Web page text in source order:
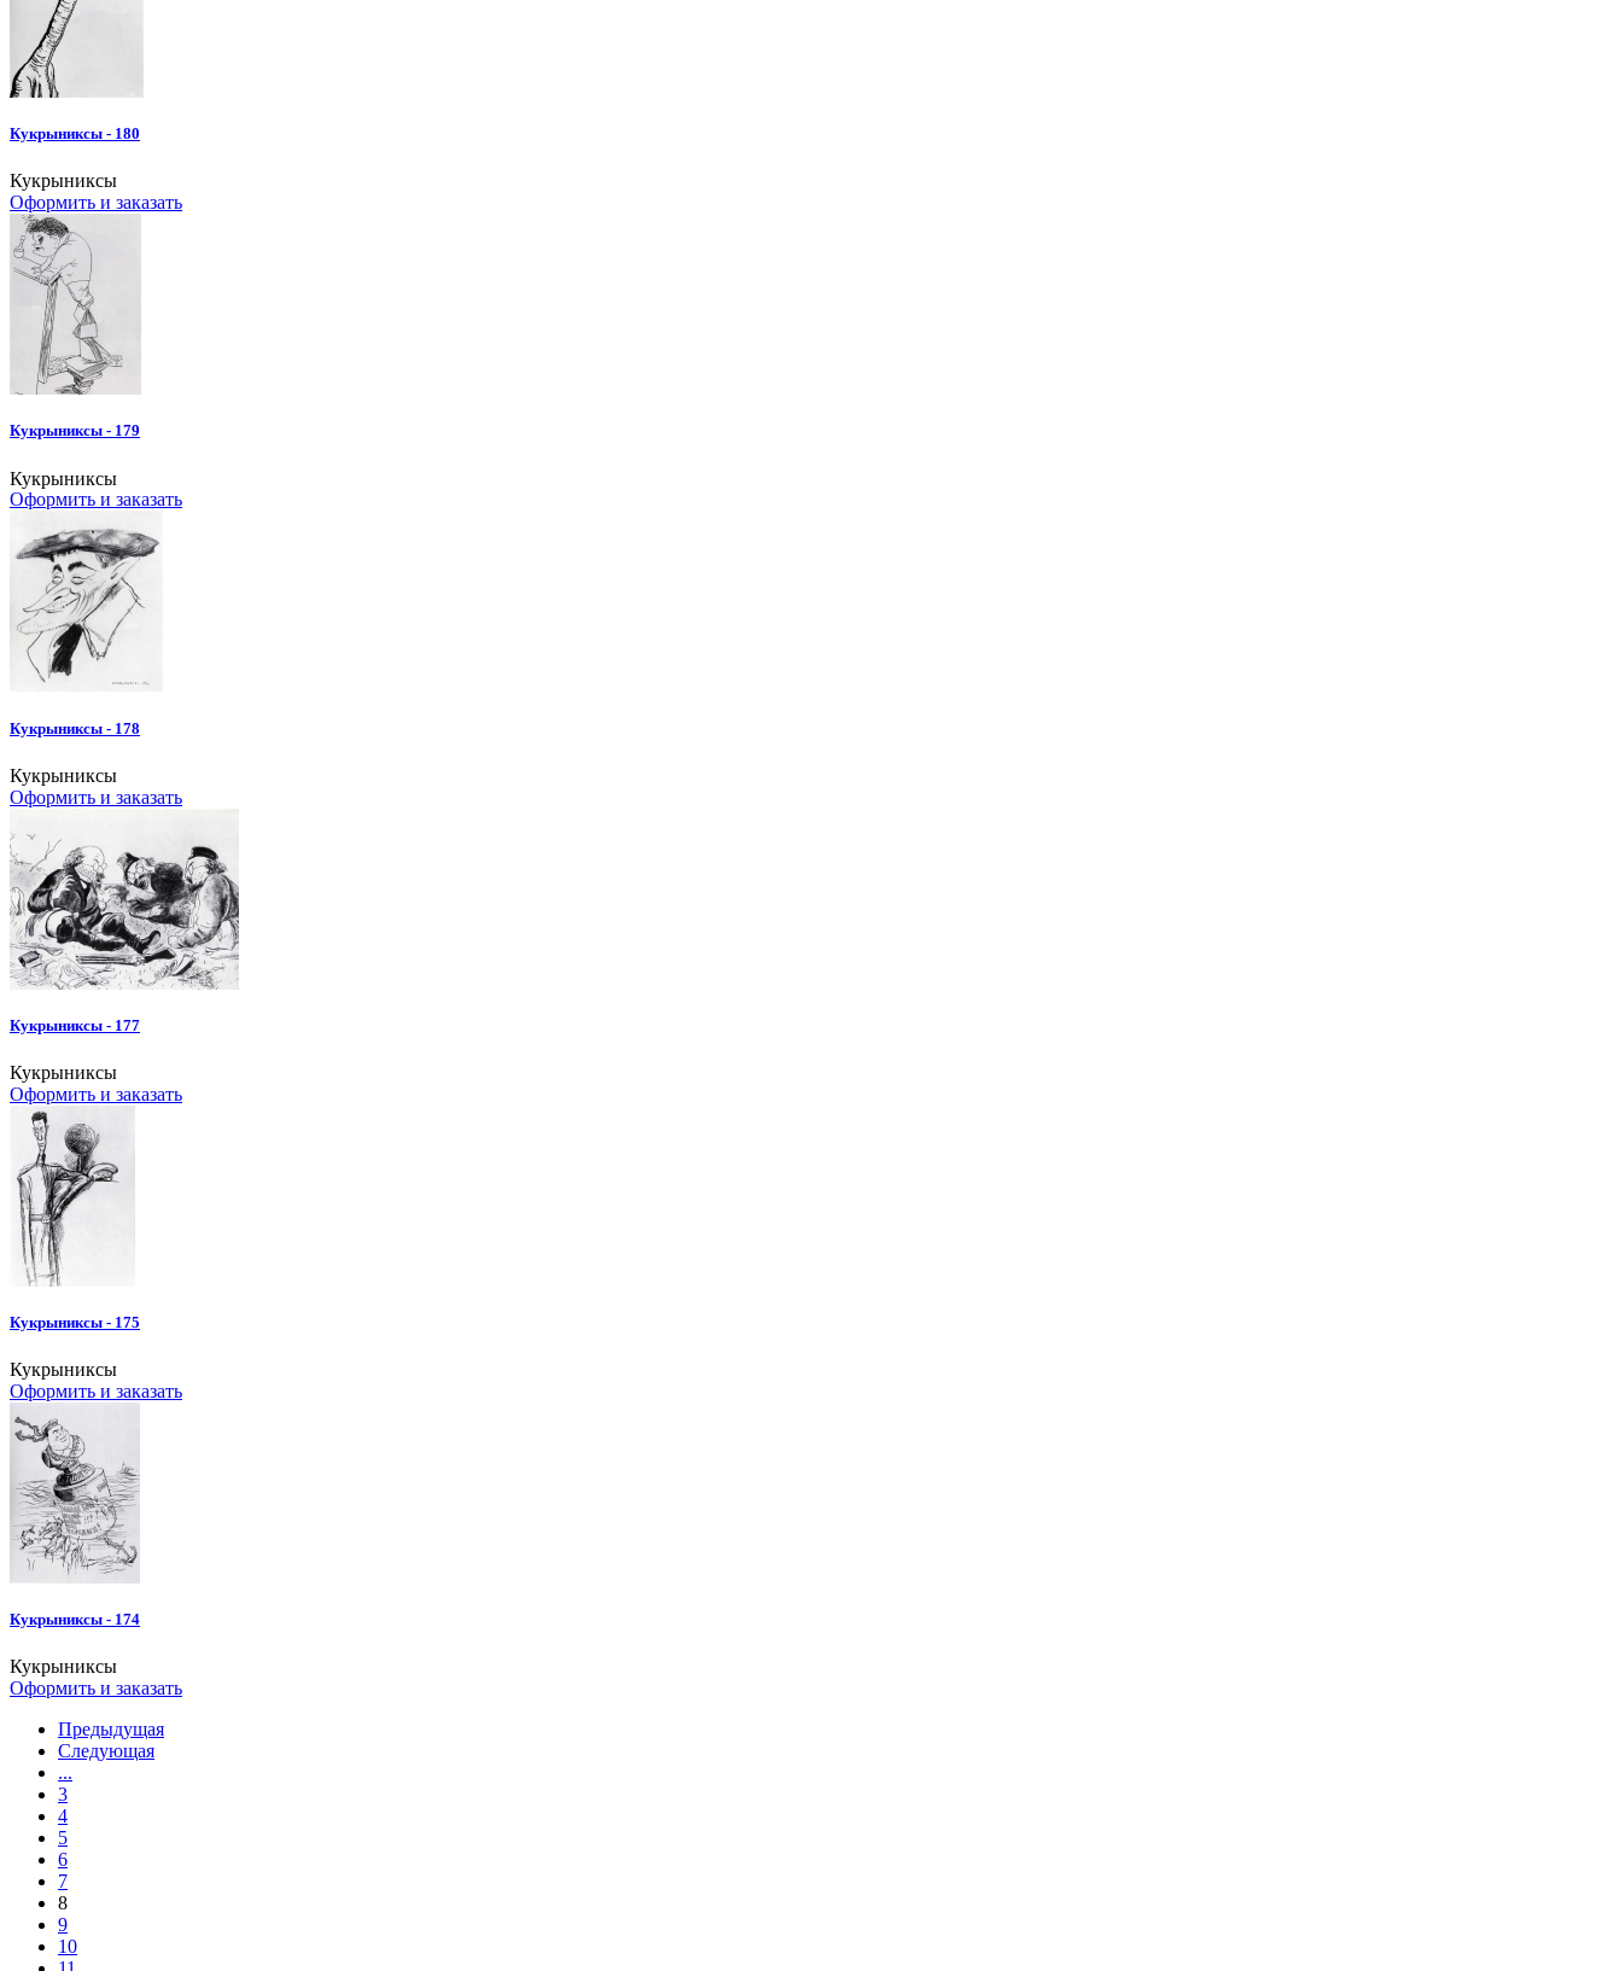
Кукрыниксы - 180
Кукрыниксы
Оформить и заказать
Кукрыниксы - 179
Кукрыниксы
Оформить и заказать
Кукрыниксы - 178
Кукрыниксы
Оформить и заказать
Кукрыниксы - 177
Кукрыниксы
Оформить и заказать
Кукрыниксы - 175
Кукрыниксы
Оформить и заказать
Кукрыниксы - 174
Кукрыниксы
Оформить и заказать
Предыдущая
Следующая
...
3
4
5
6
7
8
9
10